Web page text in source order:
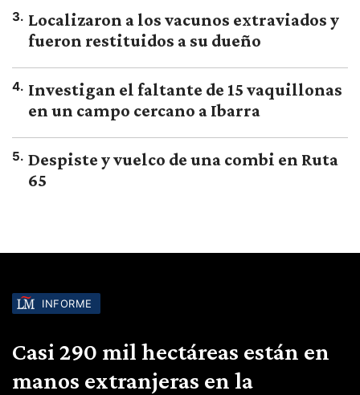
3. Localizaron a los vacunos extraviados y
fueron restituidos a su dueño
4. Investigan el faltante de 15 vaquillonas
en un campo cercano a Ibarra
5. Despiste y vuelco de una combi en Ruta
65
INFORME
Casi 290 mil hectáreas están en
manos extranjeras en la